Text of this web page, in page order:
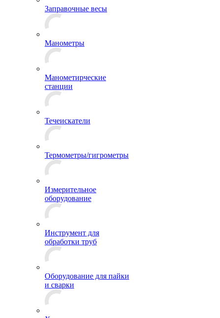
Заправочные весы
Манометры
Манометирческие
станции
Течеискатели
Термометры/гигрометры
Измерительное
оборудование
Инструмент для
обработки труб
Оборудование для пайки
и сварки